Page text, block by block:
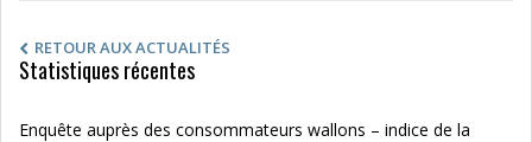
RETOUR AUX ACTUALITÉS
Statistiques récentes
Enquête auprès des consommateurs wallons – indice de la